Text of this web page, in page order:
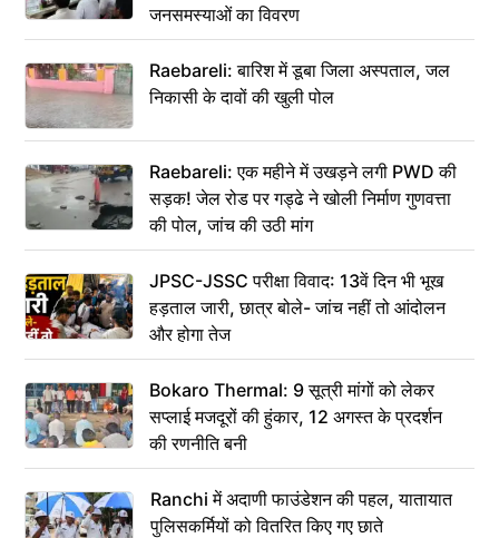
जनसमस्याओं का विवरण
Raebareli: बारिश में डूबा जिला अस्पताल, जल
निकासी के दावों की खुली पोल
Raebareli: एक महीने में उखड़ने लगी PWD की
सड़क! जेल रोड पर गड्ढे ने खोली निर्माण गुणवत्ता
की पोल, जांच की उठी मांग
JPSC-JSSC परीक्षा विवाद: 13वें दिन भी भूख
हड़ताल जारी, छात्र बोले- जांच नहीं तो आंदोलन
और होगा तेज
Bokaro Thermal: 9 सूत्री मांगों को लेकर
सप्लाई मजदूरों की हुंकार, 12 अगस्त के प्रदर्शन
की रणनीति बनी
Ranchi में अदाणी फाउंडेशन की पहल, यातायात
पुलिसकर्मियों को वितरित किए गए छाते